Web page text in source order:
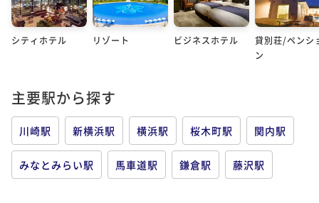
シティホテル リゾート ビジネスホテル
貸別荘/ペンシ
ン
主要駅から探す
川崎駅 新横浜駅 横浜駅 桜木町駅 関内駅
みなとみらい駅 馬車道駅 鎌倉駅 藤沢駅